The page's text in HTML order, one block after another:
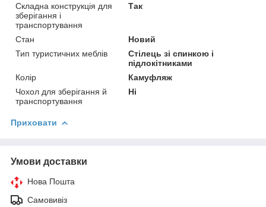
Складна конструкція для
зберігання і
транспортування
Так
Стан
Новий
Тип туристичних меблів
Стілець зі спинкою і
підлокітниками
Колір
Камуфляж
Чохол для зберігання й
транспортування
Ні
Приховати
Умови доставки
Нова Пошта
Самовивіз